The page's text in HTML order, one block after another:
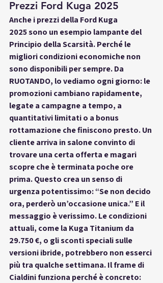
Prezzi Ford Kuga 2025
Anche i prezzi della Ford Kuga
2025 sono un esempio lampante del
Principio della Scarsità. Perché le
migliori condizioni economiche non
sono disponibili per sempre. Da
RUOTANDO, lo vediamo ogni giorno: le
promozioni cambiano rapidamente,
legate a campagne a tempo, a
quantitativi limitati o a bonus
rottamazione che finiscono presto. Un
cliente arriva in salone convinto di
trovare una certa offerta e magari
scopre che è terminata poche ore
prima. Questo crea un senso di
urgenza potentissimo: “Se non decido
ora, perderò un’occasione unica.” E il
messaggio è verissimo. Le condizioni
attuali, come la Kuga Titanium da
29.750 €, o gli sconti speciali sulle
versioni ibride, potrebbero non esserci
più tra qualche settimana. Il frame di
Cialdini funziona perché è concreto: